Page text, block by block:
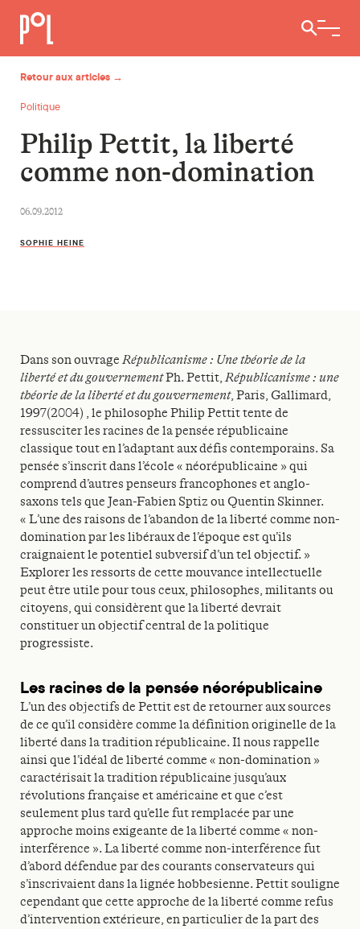
Ouvrir /
Retour aux articles →
Politique
Philip Pettit, la liberté
comme non-domination
06.09.2012
SOPHIE HEINE
Dans son ouvrageRépublicanisme : Une théorie de la
liberté et du gouvernementPh. Pettit,Républicanisme : une
théorie de la liberté et du gouvernement, Paris, Gallimard,
1997(2004) , le philosophe Philip Pettit tente de
ressusciter les racines de la pensée républicaine
classique tout en l’adaptant aux défis contemporains. Sa
pensée s’inscrit dans l’école « néorépublicaine » qui
comprend d’autres penseurs francophones et anglo-
saxons tels que Jean-Fabien Sptiz ou Quentin Skinner.
« L’une des raisons de l’abandon de la liberté comme non-
domination par les libéraux de l’époque est qu’ils
craignaient le potentiel subversif d’un tel objectif. »
Explorer les ressorts de cette mouvance intellectuelle
peut être utile pour tous ceux, philosophes, militants ou
citoyens, qui considèrent que la liberté devrait
constituer un objectif central de la politique
progressiste.
Les racines de la pensée néorépublicaine
L’un des objectifs de Pettit est de retourner aux sources
de ce qu’il considère comme la définition originelle de la
liberté dans la tradition républicaine. Il nous rappelle
ainsi que l’idéal de liberté comme « non-domination »
caractérisait la tradition républicaine jusqu’aux
révolutions française et américaine et que c’est
seulement plus tard qu’elle fut remplacée par une
approche moins exigeante de la liberté comme « non-
interférence ». La liberté comme non-interférence fut
d’abord défendue par des courants conservateurs qui
s’inscrivaient dans la lignée hobbesienne. Pettit souligne
cependant que cette approche de la liberté comme refus
d’intervention extérieure, en particulier de la part des